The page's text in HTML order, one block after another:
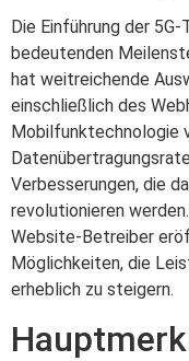
Die Einführung der
bedeutenden
hat weitreichende
einschließlich des
Mobilfunktechnologie
Verbesserungen, die
revolutionieren
Website-Betreiber
Möglichkeiten, die
erheblich zu steigern.